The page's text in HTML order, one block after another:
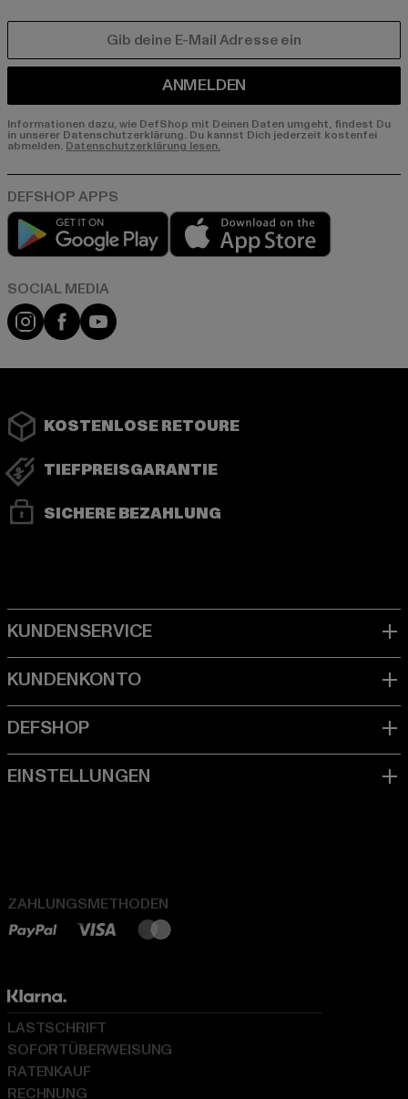
ANMELDEN
Informationen dazu, wie DefShop mit Deinen Daten umgeht, findest Du
in unserer Datenschutzerklärung. Du kannst Dich jederzeit kostenfei
abmelden. Datenschutzerklärung lesen.
Play market
Instagram
FacebookYouTube
KOSTENLOSE RETOURE
TIEFPREISGARANTIE
SICHERE BEZAHLUNG
ZAHLUNGSMETHODEN
LASTSCHRIFT
SOFORTÜBERWEISUNG
RATENKAUF
RECHNUNG